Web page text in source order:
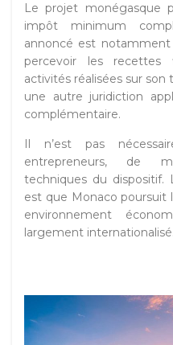
Le projet monégasque
impôt minimum
annoncé est
percevoir les recettes
activités réalisées sur
une autre juridiction
complémentaire.
Il n’est pas
entrepreneurs, de
techniques du dispositif.
est que Monaco poursuit
environnement
largement internationalisé.